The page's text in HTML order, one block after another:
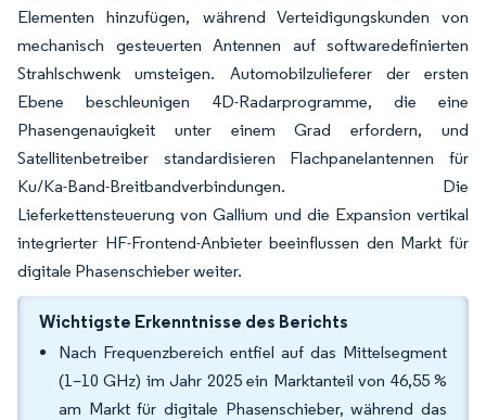
Elementen hinzufügen, während Verteidigungskunden von
mechanisch gesteuerten Antennen auf softwaredefinierten
Strahlschwenk umsteigen. Automobilzulieferer der ersten
Ebene beschleunigen 4D-Radarprogramme, die eine
Phasengenauigkeit unter einem Grad erfordern, und
Satellitenbetreiber standardisieren Flachpanelantennen für
Ku/Ka-Band-Breitbandverbindungen. Die
Lieferkettensteuerung von Gallium und die Expansion vertikal
integrierter HF-Frontend-Anbieter beeinflussen den Markt für
digitale Phasenschieber weiter.
Wichtigste Erkenntnisse des Berichts
Nach Frequenzbereich entfiel auf das Mittelsegment
(1–10 GHz) im Jahr 2025 ein Marktanteil von 46,55 %
am Markt für digitale Phasenschieber, während das